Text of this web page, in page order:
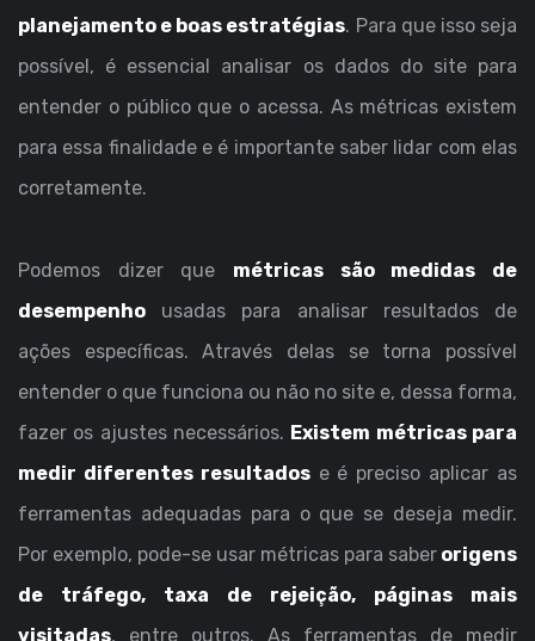
planejamento e boas estratégias. Para que isso seja
possível, é essencial analisar os dados do site para
entender o público que o acessa. As métricas existem
para essa finalidade e é importante saber lidar com elas
corretamente.
Podemos dizer que métricas são medidas de
desempenho usadas para analisar resultados de
ações específicas. Através delas se torna possível
entender o que funciona ou não no site e, dessa forma,
fazer os ajustes necessários. Existem métricas para
medir diferentes resultadose é preciso aplicar as
ferramentas adequadas para o que se deseja medir.
Por exemplo, pode-se usar métricas para saber origens
de tráfego, taxa de rejeição, páginas mais
visitadas, entre outros. As ferramentas de medir